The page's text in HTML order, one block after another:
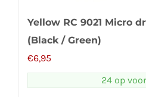
Yellow RC 9021 Micro
(Black / Green)
€6,95
24 op